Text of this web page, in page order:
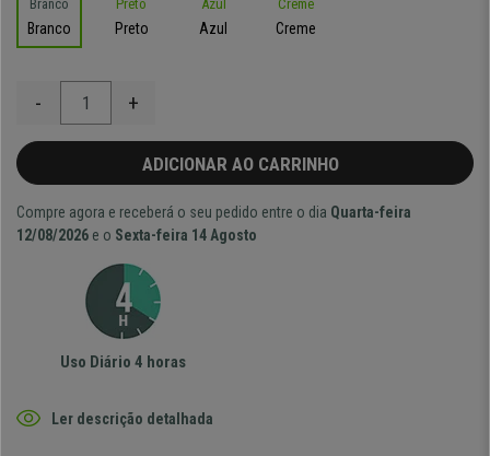
Branco Preto Azul Creme
- +
ADICIONAR AO CARRINHO
Compre agora e receberá o seu pedido entre o dia Quarta-feira
12/08/2026 e o Sexta-feira 14 Agosto
Uso Diário 4 horas
Ler descrição detalhada